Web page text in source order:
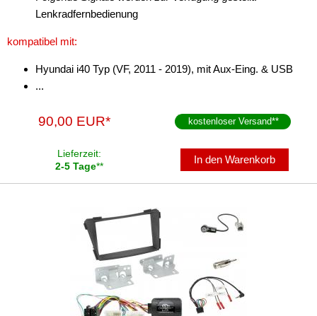
für Daihatsu
für Dodge
für Eagle
für GMC
Lenkradfernbedienung
kompatibel mit:
Hyundai i40 Typ (VF, 2011 - 2019), mit Aux-Eing. & USB
...
90,00 EUR* kostenloser Versand**
Lieferzeit:
2-5 Tage**
In den Warenkorb